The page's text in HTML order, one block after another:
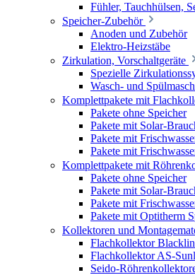
Fühler, Tauchhülsen,
Speicher-Zubehör
Anoden und Zubehör
Elektro-Heizstäbe
Zirkulation, Vorschaltgeräte
Spezielle
Wasch- und
Komplettpakete mit
Pakete ohne Speicher
Pakete mit Solar-
Pakete mit
Pakete mit
Komplettpakete mit
Pakete ohne Speicher
Pakete mit Solar-
Pakete mit
Pakete mit Optitherm
Kollektoren und
Flachkollektor
Flachkollektor AS-
Seido-